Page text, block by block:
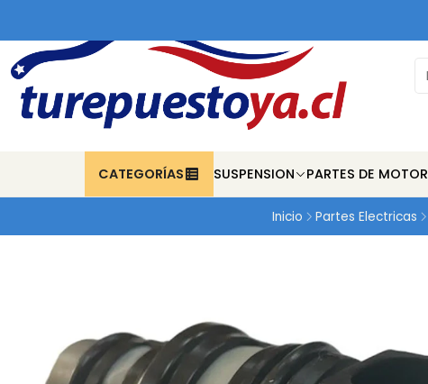
CATEGORÍAS SUSPENSION PARTES DE MOTOR
Inicio Partes Electricas